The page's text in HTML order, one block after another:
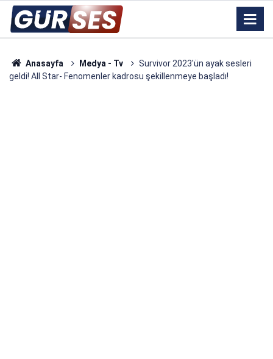
Anasayfa Medya - Tv
Survivor 2023'ün ayak sesleri
geldi! All Star- Fenomenler kadrosu şekillenmeye başladı!